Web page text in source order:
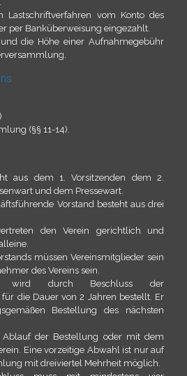
vom Konto des
per Banküberweisung eingezahlt.
die Höhe einer Aufnahmegebühr
(§§ 11-14).
aus dem 1. Vorsitzenden dem 2.
und dem Pressewart.
Vorstand besteht aus drei
den Verein gerichtlich und
müssen Vereinsmitglieder sein
des Vereins sein.
wird durch Beschluss der
die Dauer von 2 Jahren bestellt. Er
Bestellung des nächsten
der Bestellung oder mit dem
Eine vorzeitige Abwahl ist nur auf
mit dreiviertel Mehrheit möglich.